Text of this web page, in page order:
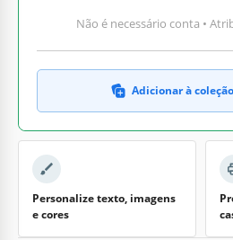
Não é necessário conta •
Adicionar à coleção
Personalize texto, imagens
e cores